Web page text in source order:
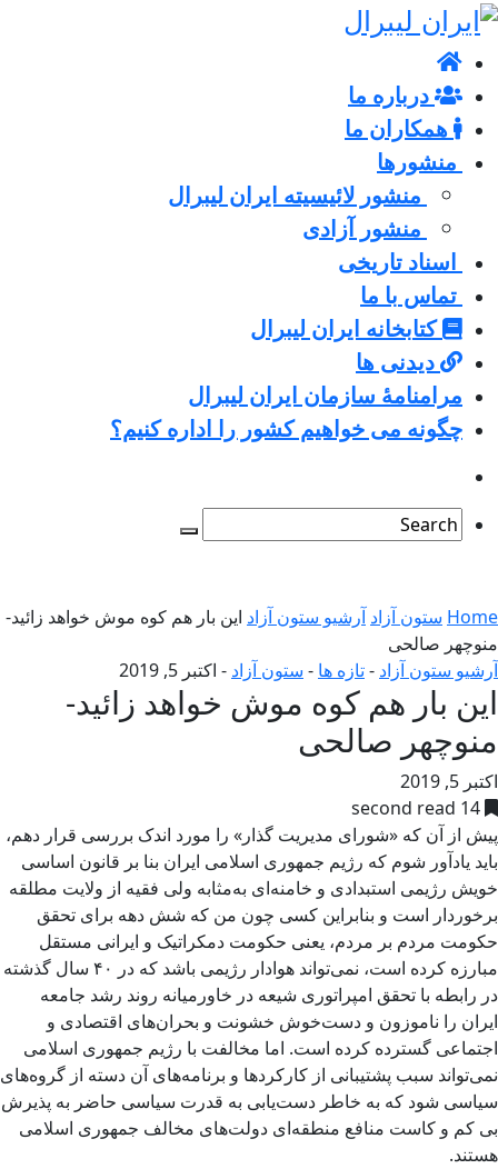
درباره ما
همکاران ما
منشورها
منشور لائیسیته ایران لیبرال
منشور آزادی
اسناد تاریخی
تماس با ما
کتابخانه ایران لیبرال
دیدنی ها
مرامنامۀ سازمان ایران لیبرال
چگونه می خواهیم کشور را اداره کنیم؟
Home ستون آزاد آرشیو ستون آزاد این بار هم کوه موش خواهد زائید-
منوچهر صالحی
آرشیو ستون آزاد -تازه ها - ستون آزاد - اکتبر 5, 2019
این بار هم کوه موش خواهد زائید-
منوچهر صالحی
اکتبر 5, 2019
14 second read
پیش از آن که «شورای مدیریت گذار» را مورد اندک بررسی قرار دهم،
باید یادآور شوم که رژیم جمهوری اسلامی ایران بنا بر قانون اساسی
خویش رژیمی استبدادی و خامنه‌ای به‌مثابه ولی فقیه از ولایت مطلقه
برخوردار است و بنابراین کسی چون من که شش دهه برای تحقق
حکومت مردم بر مردم، یعنی حکومت دمکراتیک و ایرانی مستقل
مبارزه کرده است، نمی‌تواند هوادار رژیمی باشد که در ۴۰ سال گذشته
در رابطه با تحقق امپراتوری شیعه در خاورمیانه روند رشد جامعه
ایران را ناموزون و دست‌خوش خشونت و بحران‌های اقتصادی و
اجتماعی گسترده کرده است. اما مخالفت با رژیم جمهوری اسلامی
نمی‌تواند سبب پشتیبانی از کارکردها و برنامه‌های آن دسته از گروه‌های
سیاسی شود که به خاطر دست‌یابی به قدرت سیاسی حاضر به پذیرش
بی کم و کاست منافع منطقه‌ای دولت‌های مخالف جمهوری اسلامی
هستند.